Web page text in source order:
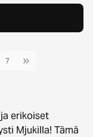
7
erikoiset
Mjukilla! Tämä